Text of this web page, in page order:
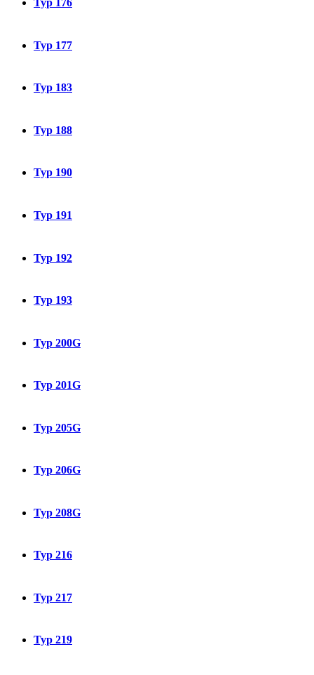
Typ 176
Typ 177
Typ 183
Typ 188
Typ 190
Typ 191
Typ 192
Typ 193
Typ 200G
Typ 201G
Typ 205G
Typ 206G
Typ 208G
Typ 216
Typ 217
Typ 219